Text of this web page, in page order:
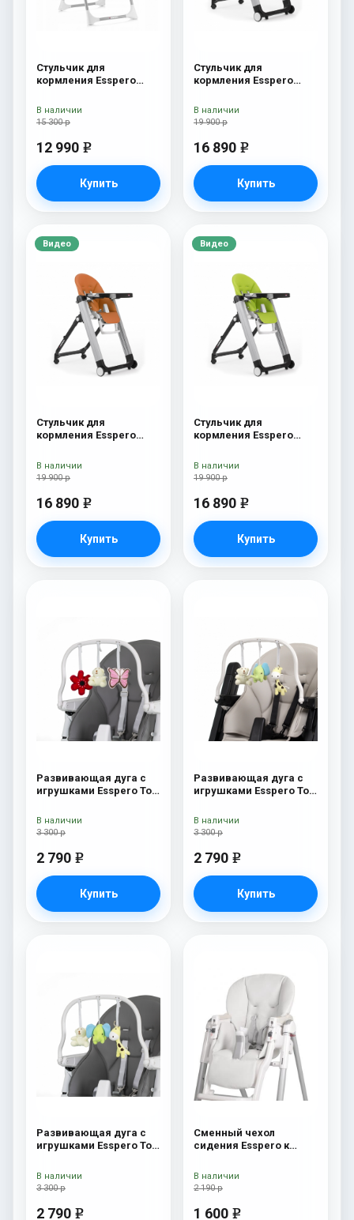
Стульчик для
кормления Esspero
15 300 р
12 990 e
Купить
В наличии
Стульчик для
кормления Esspero
19 900 р
16 890 e
Купить
В наличии
Видео
Стульчик для
кормления Esspero
19 900 р
16 890 e
Купить
В наличии
Видео
Стульчик для
кормления Esspero
19 900 р
16 890 e
Купить
В наличии
Развивающая дуга с
игрушками Esspero Toy
3 300 р
2 790 e
Купить
В наличии
Развивающая дуга с
игрушками Esspero Toy
Elephant
3 300 р
2 790 e
Купить
В наличии
Развивающая дуга с
игрушками Esspero Toy
3 300 р
2 790 e
В наличии
Сменный чехол
сидения Esspero к
кормления Peg-Perego
Diner White
2 190 р
1 600 e
В наличии